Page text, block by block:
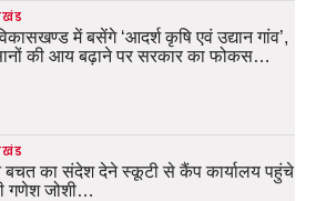
में बसेंगे ‘आदर्श कृषि एवं उद्यान गांव’,
की आय बढ़ाने पर सरकार का फोकस…
बचत का संदेश देने स्कूटी से कैंप कार्यालय पहुंचे
गणेश जोशी…